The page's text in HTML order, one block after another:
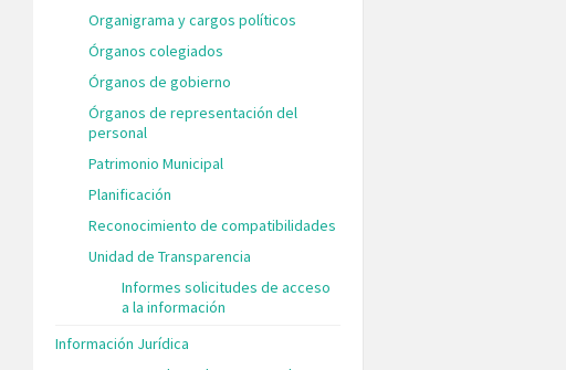
Organigrama y cargos políticos
Órganos colegiados
Órganos de gobierno
Órganos de representación del
personal
Patrimonio Municipal
Planificación
Reconocimiento de compatibilidades
Unidad de Transparencia
Informes solicitudes de acceso
a la información
Información Jurídica